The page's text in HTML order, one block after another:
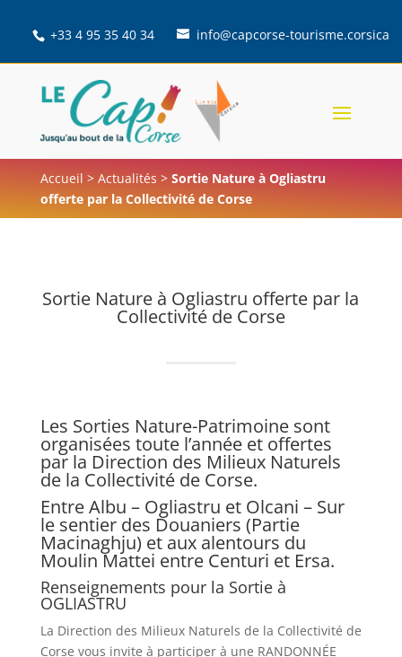
+33 4 95 35 40 34 info@capcorse-tourisme.corsica
Accueil > Actualités > Sortie Nature à Ogliastru
offerte par la Collectivité de Corse
Sortie Nature à Ogliastru offerte par la
Collectivité de Corse
Les Sorties Nature-Patrimoine sont
organisées toute l’année et offertes
par la Direction des Milieux Naturels
de la Collectivité de Corse.
Entre Albu – Ogliastru et Olcani – Sur
le sentier des Douaniers (Partie
Macinaghju) et aux alentours du
Moulin Mattei entre Centuri et Ersa.
Renseignements pour la Sortie à
OGLIASTRU
La Direction des Milieux Naturels de la Collectivité de
Corse vous invite à participer à une RANDONNÉE